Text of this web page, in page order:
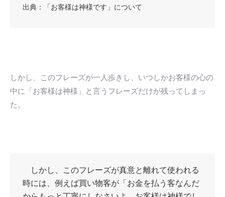
出典： 「お客様は神様です」について
しかし、このフレーズが一人歩きし、いつしかお客様の心の
中に「お客様は神様」と言うフレーズだけが残ってしまっ
た。
しかし、このフレーズが真意と離れて使われる
時には、例えば買い物客が「お金を払う客なんだ